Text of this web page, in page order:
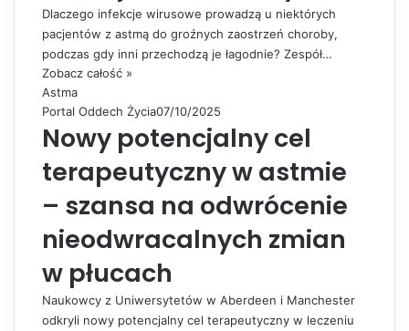
Dlaczego infekcje wirusowe prowadzą u niektórych
pacjentów z astmą do groźnych zaostrzeń choroby,
podczas gdy inni przechodzą je łagodnie? Zespół…
Zobacz całość »
Astma
Portal Oddech Życia07/10/2025
Nowy potencjalny cel
terapeutyczny w astmie
– szansa na odwrócenie
nieodwracalnych zmian
w płucach
Naukowcy z Uniwersytetów w Aberdeen i Manchester
odkryli nowy potencjalny cel terapeutyczny w leczeniu